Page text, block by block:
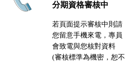
分期資格審核中
若頁面提示審核中則請
您留意手機來電，專員
會致電與您核對資料
(審核標準為機密，恕不